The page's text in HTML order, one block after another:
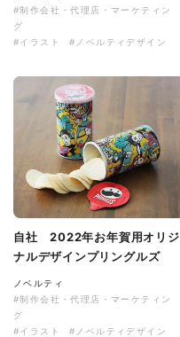
#制作会社・代理店・マーケティン
グ
#イラスト
#ノベルティデザイン
自社 2022年お年賀用オリジ
ナルデザインプリングルズ
ノベルティ
#制作会社・代理店・マーケティン
グ
#イラスト
#ノベルティデザイン